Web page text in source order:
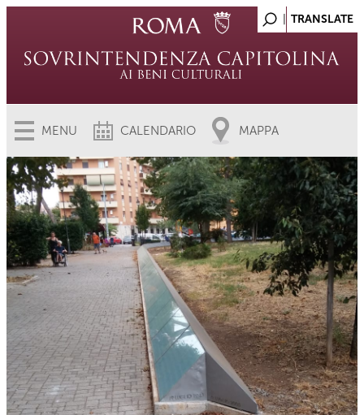
MENU CALENDARIO MAPPA